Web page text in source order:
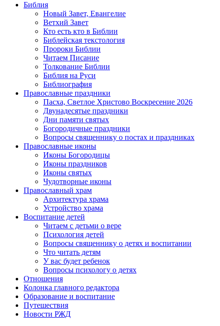
Библия
Новый Завет, Евангелие
Ветхий Завет
Кто есть кто в Библии
Библейская текстология
Пророки Библии
Читаем Писание
Толкование Библии
Библия на Руси
Библиография
Православные праздники
Пасха, Светлое Христово Воскресение 2026
Двунадесятые праздники
Дни памяти святых
Богородичные праздники
Вопросы священнику о постах и праздниках
Православные иконы
Иконы Богородицы
Иконы праздников
Иконы святых
Чудотворные иконы
Православный храм
Архитектура храма
Устройство храма
Воспитание детей
Читаем с детьми о вере
Психология детей
Вопросы священнику о детях и воспитании
Что читать детям
У вас будет ребенок
Вопросы психологу о детях
Отношения
Колонка главного редактора
Образование и воспитание
Путешествия
Новости РЖД